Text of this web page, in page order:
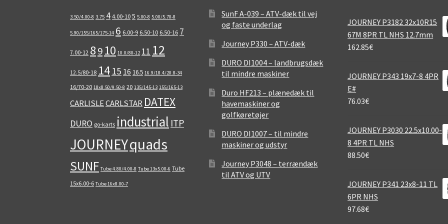
3.50/4.00-8 3.75 4 4.00-10 5 5.00-8 5.00/5.70-8
5.90/155/165/175-14 6 6.00-9 6.50-10 6.50-16 7
7.00-12 8910 10.0/80-12 11 12
12.5/80-18 14 15 16 16.5 16.9/18.4/20.8-34
16/70-20 18x8.50/9.50-8 20 135/145-13 155/165-13
CARLISLECARLSTAR DATEX
DURO go-karts industrial ITP
JOURNEYquads
SUNF Tube 4.80/4.00-8 Tube 13x5.00-6 Tube
15x6.00-6 Tube 16x8.00-7
SunF A-039 – ATV-dæk til vej
og faste underlag
Journey P330 – ATV-dæk
DURO DI1004 – landbrugsdæk
til mindre maskiner
Duro HF213 – plænedæk til
havemaskiner og
golfkøretøjer
DURO DI1007 – til mindre
maskiner og udstyr
Journey P3048 – terrændæk
til ATV og UTV
JOURNEY P3182 32x10R15
67M 8PR TL NHS 12.7mm
162.85€
JOURNEY P343 19x7-8 4PR
E#
76.03€
JOURNEY P3030 22.5x10.00-
8 4PR TL NHS
88.50€
JOURNEY P341 23x8-11 TL
6PR NHS
97.68€